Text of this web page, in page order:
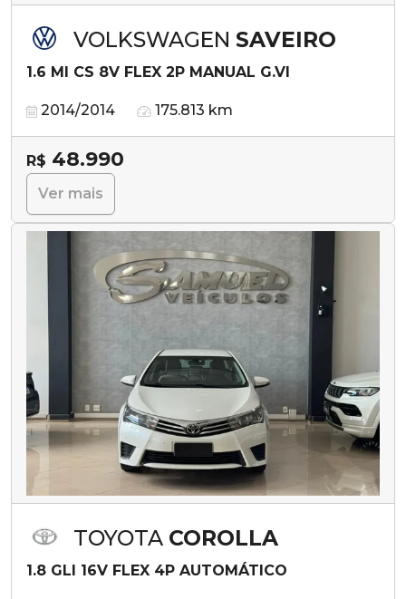
VOLKSWAGEN SAVEIRO
1.6 MI CS 8V FLEX 2P MANUAL G.VI
2014/2014 175.813 km
R$ 48.990
Ver mais
TOYOTA COROLLA
1.8 GLI 16V FLEX 4P AUTOMÁTICO